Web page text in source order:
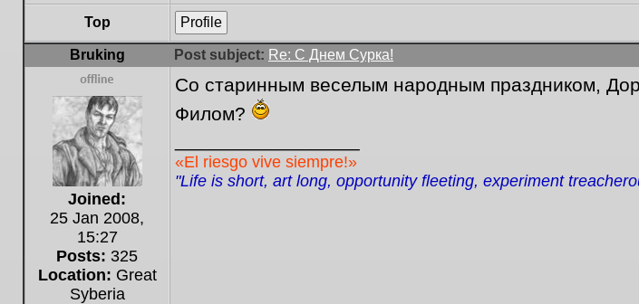
Top Profile
Bruking Post subject: Re: С Днем Сурка!
Offline
Joined:
25 Jan 2008,
15:27
Posts: 325
Location: Great
Syberia
Со старинным веселым народным праздником,
Филом?
«El riesgo vive siempre!»
"Life is short, art long, opportunity fleeting, experiment